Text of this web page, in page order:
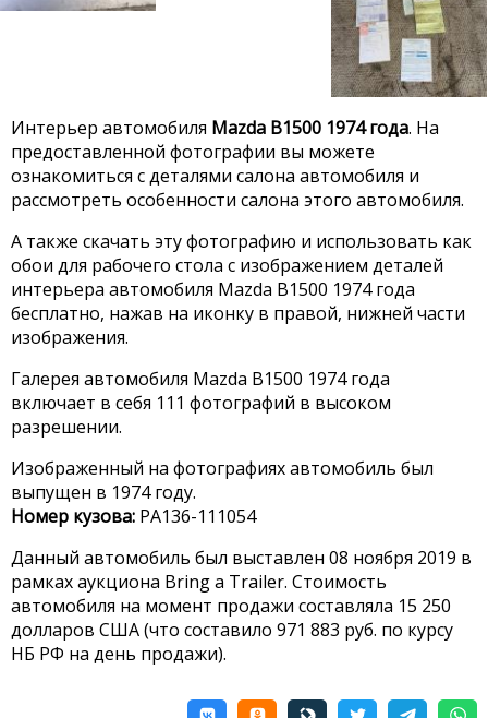
Интерьер автомобиля Mazda B1500 1974 года. На
предоставленной фотографии вы можете
ознакомиться с деталями салона автомобиля и
рассмотреть особенности салона этого автомобиля.
А также скачать эту фотографию и использовать как
обои для рабочего стола с изображением деталей
интерьера автомобиля Mazda B1500 1974 года
бесплатно, нажав на иконку в правой, нижней части
изображения.
Галерея автомобиля Mazda B1500 1974 года
включает в себя 111 фотографий в высоком
разрешении.
Изображенный на фотографиях автомобиль был
выпущен в 1974 году.
Номер кузова: PA136-111054
Данный автомобиль был выставлен 08 ноября 2019 в
рамках аукциона Bring a Trailer. Стоимость
автомобиля на момент продажи составляла 15 250
долларов США (что составило 971 883 руб. по курсу
НБ РФ на день продажи).